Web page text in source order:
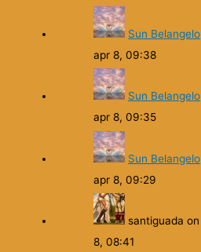
Sun Belangelo
apr 8, 09:38
Sun Belangelo
apr 8, 09:35
Sun Belangelo
apr 8, 09:29
santiguada on
8, 08:41